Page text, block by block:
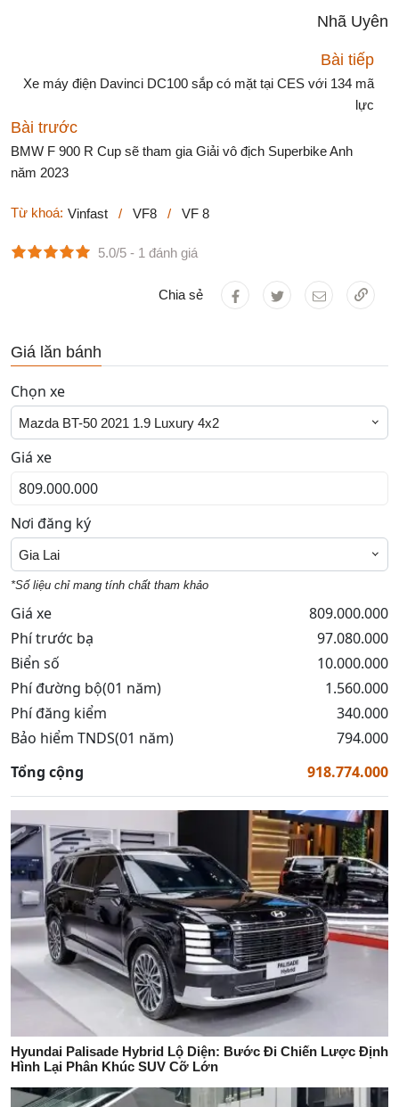
Nhã Uyên
Bài tiếp
Xe máy điện Davinci DC100 sắp có mặt tại CES với 134 mã
lực
Bài trước
BMW F 900 R Cup sẽ tham gia Giải vô địch Superbike Anh
năm 2023
Từ khoá: Vinfast / VF8 / VF 8
5.0/5 - 1 đánh giá
Chia sẻ
Giá lăn bánh
Chọn xe
Mazda BT-50 2021 1.9 Luxury 4x2
Giá xe
Nơi đăng ký
Gia Lai
*Số liệu chỉ mang tính chất tham khảo
Giá xe
809.000.000
Phí trước bạ
97.080.000
Biển số
10.000.000
Phí đường bộ(01 năm)
1.560.000
Phí đăng kiểm
340.000
Bảo hiểm TNDS(01 năm)
794.000
Tổng cộng
918.774.000
Hyundai Palisade Hybrid Lộ Diện: Bước Đi Chiến Lược Định
Hình Lại Phân Khúc SUV Cỡ Lớn